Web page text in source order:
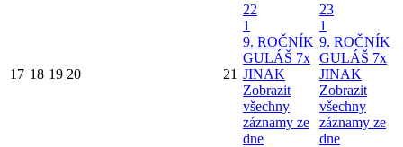
17 18 19 20 21
22
1
9. ROČNÍK
GULÁŠ 7x
JINAK
Zobrazit
všechny
záznamy ze
dne
23
1
9. ROČNÍK
GULÁŠ 7x
JINAK
Zobrazit
všechny
záznamy ze
dne